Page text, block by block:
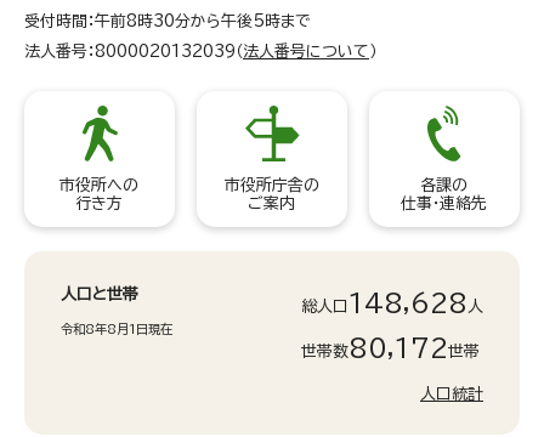
受付時間：午前8時30分から午後5時まで
法人番号：8000020132039（ 法人番号について ）
市役所への
行き方
市役所庁舎の
ご案内
各課の
仕事・連絡先
人口と世帯
令和8年8月1日現在
総人口 148,628 人
世帯数80,172世帯
人口統計